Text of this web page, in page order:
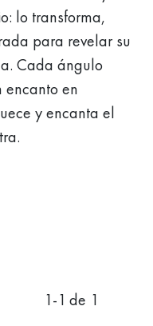
lo transforma,
para revelar su
Cada ángulo
encanto en
y encanta el
1-1 de 1